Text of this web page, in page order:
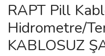
RAPT Pill
Hidrometre/
KABLOSUZ